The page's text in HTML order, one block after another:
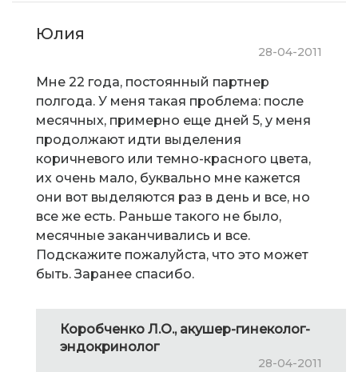
Юлия
28-04-2011
Мне 22 года, постоянный партнер
полгода. У меня такая проблема: после
месячных, примерно еще дней 5, у меня
продолжают идти выделения
коричневого или темно-красного цвета,
их очень мало, буквально мне кажется
они вот выделяются раз в день и все, но
все же есть. Раньше такого не было,
месячные заканчивались и все.
Подскажите пожалуйста, что это может
быть. Заранее спасибо.
Коробченко Л.О., акушер-гинеколог-
эндокринолог
28-04-2011